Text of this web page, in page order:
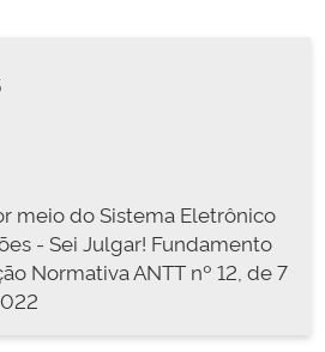
meio do Sistema Eletrônico
- Sei Julgar! Fundamento
Normativa ANTT nº 12, de 7